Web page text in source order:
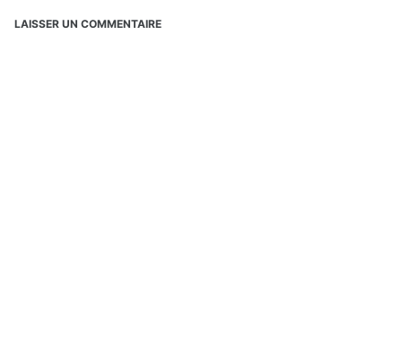
LAISSER UN COMMENTAIRE